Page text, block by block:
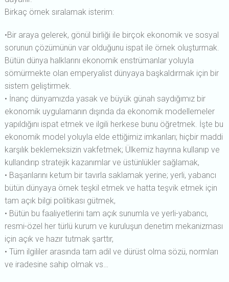
Birkaç örnek sıralamak isterim:
•Bir araya gelerek, gönül birliği ile birçok ekonomik ve sosyal
sorunun çözümünün var olduğunu ispat ile örnek oluşturmak.
Bütün dünya halklarını ekonomik enstrümanlar yoluyla
sömürmekte olan emperyalist dünyaya başkaldırmak için bir
sistem geliştirmek.
• İnanç dünyamızda yasak ve büyük günah saydığımız bir
ekonomik uygulamanın dışında da ekonomik modellemeler
yapıldığını ispat etmek ve ilgili herkese bunu öğretmek. İşte bu
ekonomik model yoluyla elde ettiğimiz imkanları; hiçbir maddi
karşılık beklemeksizin vakfetmek; Ülkemiz hayrına kullanıp ve
kullandırıp stratejik kazanımlar ve üstünlükler sağlamak,
• Başarılarını ketum bir tavırla saklamak yerine; yerli, yabancı
bütün dünyaya örnek teşkil etmek ve hatta teşvik etmek için
tam açık bilgi politikası gütmek,
• Bütün bu faaliyetlerini tam açık sunumla ve yerli-yabancı,
resmi-özel her türlü kurum ve kuruluşun denetim mekanizması
için açık ve hazır tutmak şarttır,
• Tüm ilgililer arasında tam adil ve dürüst olma sözü, normları
ve iradesine sahip olmak vs…